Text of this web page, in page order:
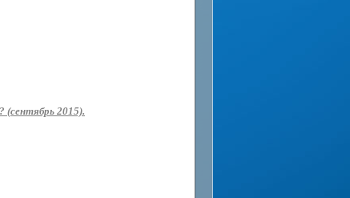
(сентябрь 2015).